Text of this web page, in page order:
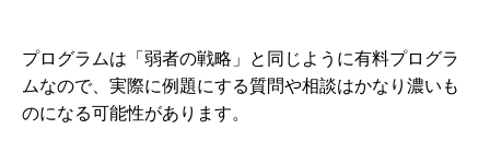
プログラムは「弱者の戦略」と同じように有料プログラ
ムなので、実際に例題にする質問や相談はかなり濃いも
のになる可能性があります。